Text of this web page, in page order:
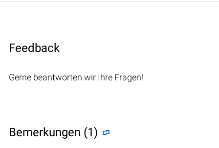
Feedback
Gerne beantworten wir Ihre Fragen!
Bemerkungen (1)